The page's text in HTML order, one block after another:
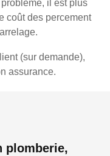
il est plus
coût des percement
(sur demande),
assurance.
plomberie,